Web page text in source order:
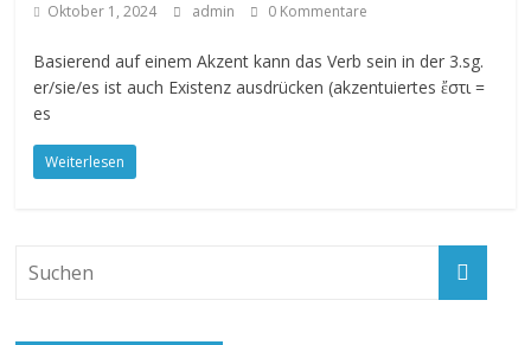
Oktober 1, 2024 admin 0 Kommentare
Basierend auf einem Akzent kann das Verb sein in der 3.sg.
er/sie/es ist auch Existenz ausdrücken (akzentuiertes ἔστι =
es
Weiterlesen